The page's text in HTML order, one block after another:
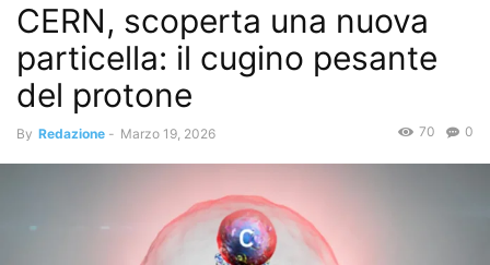
CERN, scoperta una nuova
particella: il cugino pesante
del protone
By Redazione - Marzo 19, 2026 0
70